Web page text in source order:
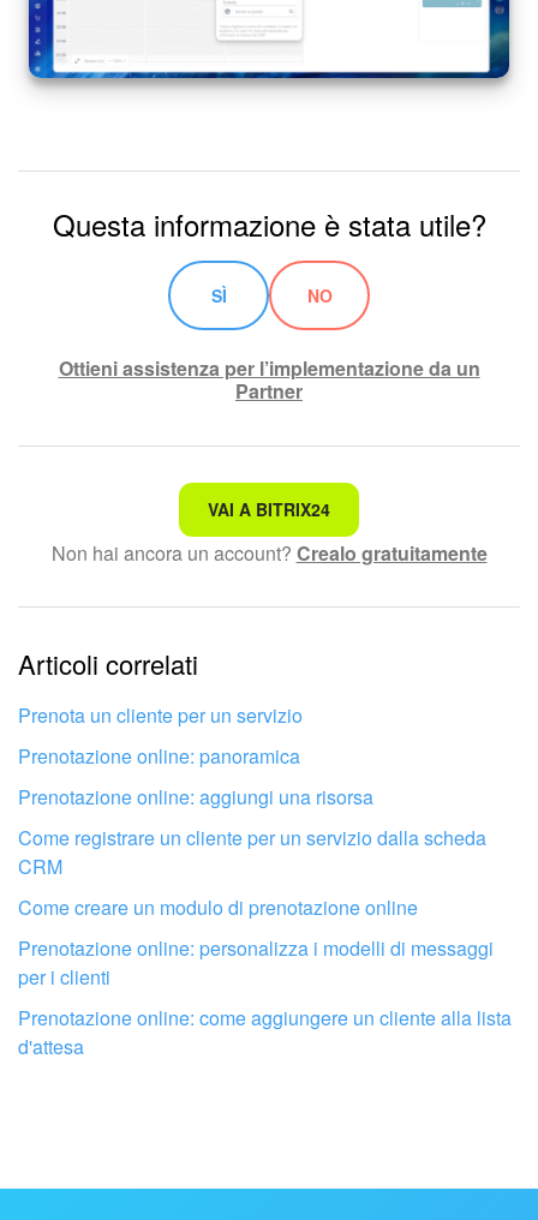
Questa informazione è stata utile?
SÌ NO
Ottieni assistenza per l’implementazione da un
Partner
Non è quello che sto cercando.
Testo complesso e incomprensibile
Le informazioni sono obsolete.
Troppo breve, ho bisogno di maggiori informazioni.
Non mi soddisfa come funziona questo strumento
VAI A BITRIX24
Non hai ancora un account? Crealo gratuitamente
Articoli correlati
Prenota un cliente per un servizio
Prenotazione online: panoramica
Prenotazione online: aggiungi una risorsa
Come registrare un cliente per un servizio dalla scheda
CRM
Come creare un modulo di prenotazione online
Prenotazione online: personalizza i modelli di messaggi
per i clienti
Prenotazione online: come aggiungere un cliente alla lista
d'attesa